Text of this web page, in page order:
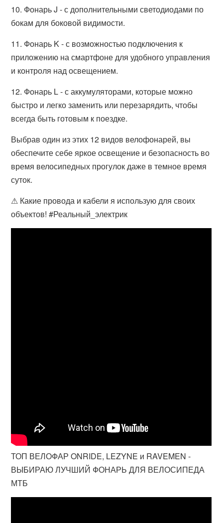
10. Фонарь J - с дополнительными светодиодами по
бокам для боковой видимости.
11. Фонарь K - с возможностью подключения к
приложению на смартфоне для удобного управления
и контроля над освещением.
12. Фонарь L - с аккумуляторами, которые можно
быстро и легко заменить или перезарядить, чтобы
всегда быть готовым к поездке.
Выбрав один из этих 12 видов велофонарей, вы
обеспечите себе яркое освещение и безопасность во
время велосипедных прогулок даже в темное время
суток.
⚠ Какие провода и кабели я использую для своих
объектов! #Реальный_электрик
ТОП ВЕЛОФАР ONRIDE, LEZYNE и RAVEMEN -
ВЫБИРАЮ ЛУЧШИЙ ФОНАРЬ ДЛЯ ВЕЛОСИПЕДА
МТБ